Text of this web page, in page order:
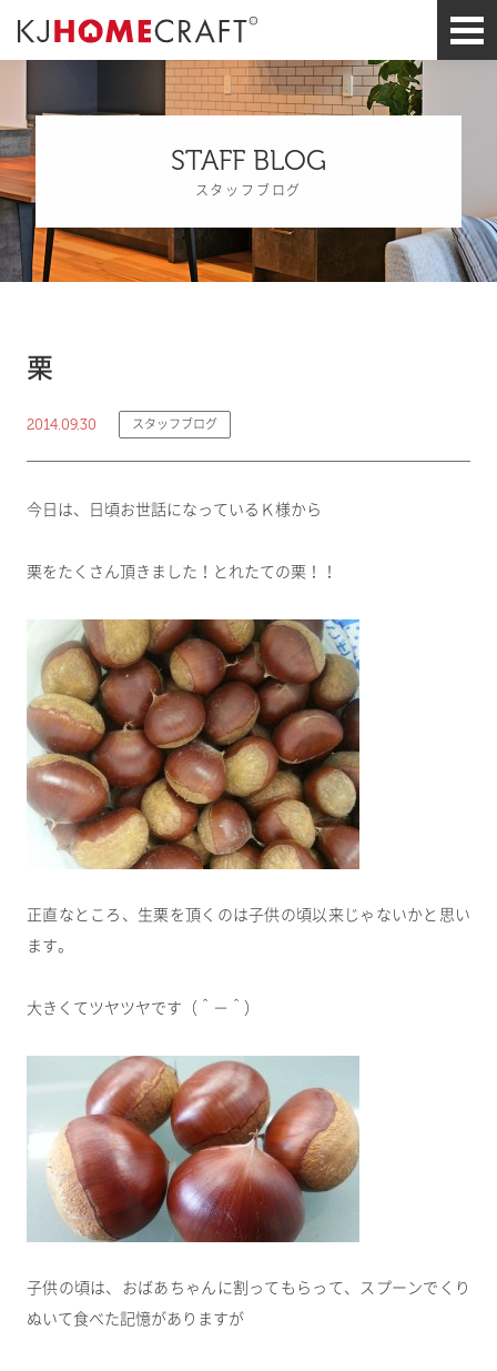
STAFF BLOG
スタッフブログ
栗
2014.09.30 スタッフブログ
今日は、日頃お世話になっているＫ様から
栗をたくさん頂きました！とれたての栗！！
正直なところ、生栗を頂くのは子供の頃以来じゃないかと思い
ます。
大きくてツヤツヤです（＾－＾）
子供の頃は、おばあちゃんに割ってもらって、スプーンでくり
ぬいて食べた記憶がありますが